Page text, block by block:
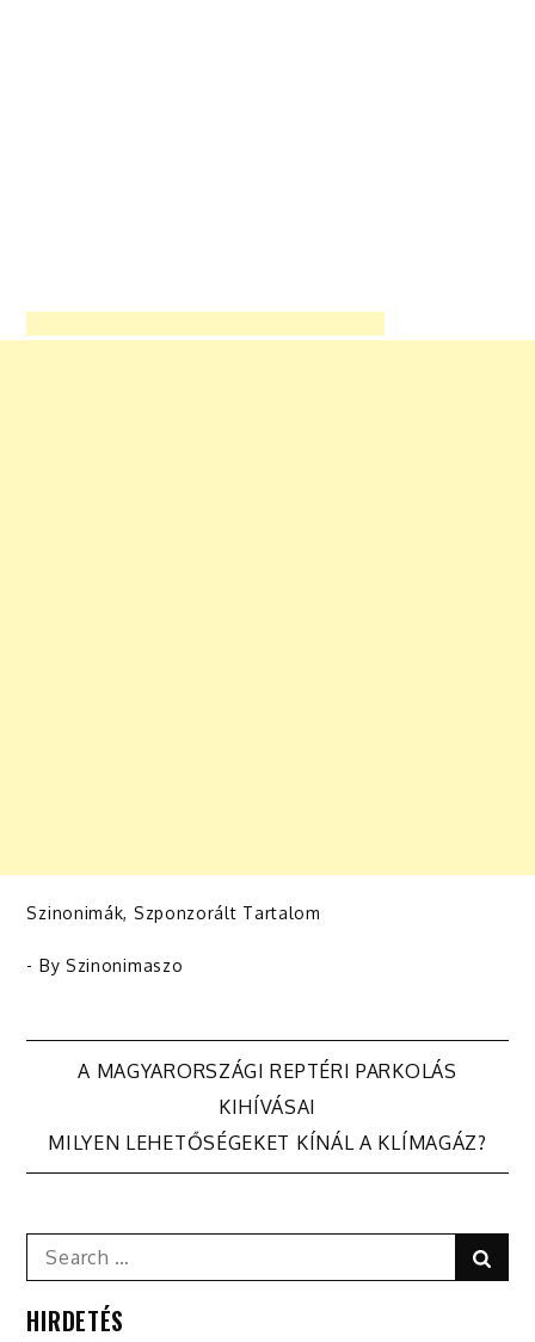
Szinonimák, Szponzorált Tartalom
- By Szinonimaszo
Bejegyzés
navigáció
A MAGYARORSZÁGI REPTÉRI PARKOLÁS
KIHÍVÁSAI
MILYEN LEHETŐSÉGEKET KÍNÁL A KLÍMAGÁZ?
Search
for:
HIRDETÉS